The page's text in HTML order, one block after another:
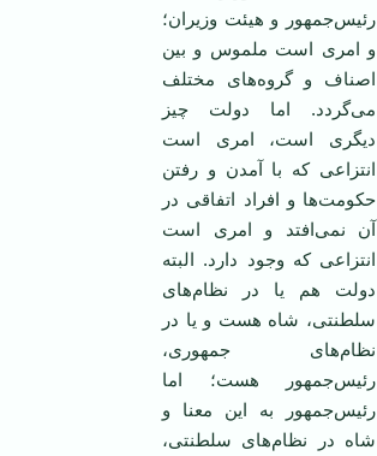
رئیس‌جمهور و هیئت وزیران؛
و امری است ملموس و بین
اصناف و گروه‌های مختلف
می‌گردد. اما دولت چیز
دیگری است، امری است
انتزاعی که با آمدن و رفتن
حکومت‌ها و افراد اتفاقی در
آن نمی‌افتد و امری است
انتزاعی که وجود دارد. البته
دولت هم یا در نظام‌های
سلطنتی، شاه هست و یا در
نظام‌های جمهوری،
رئیس‌جمهور هست؛ اما
رئیس‌جمهور به این معنا و
شاه در نظام‌های سلطنتی،